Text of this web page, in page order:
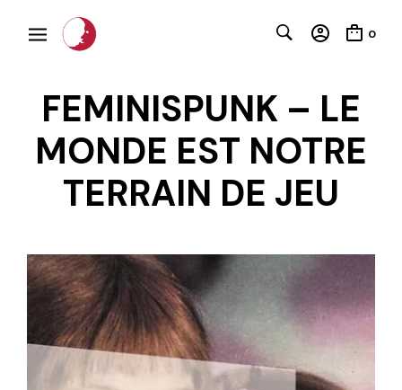
0
FEMINISPUNK – LE
MONDE EST NOTRE
TERRAIN DE JEU